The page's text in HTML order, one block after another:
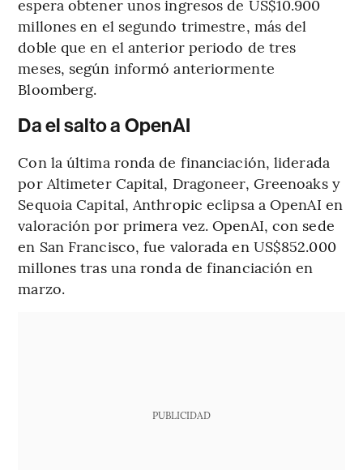
espera obtener unos ingresos de US$10.900
millones en el segundo trimestre, más del
doble que en el anterior periodo de tres
meses, según informó anteriormente
Bloomberg.
Da el salto a OpenAI
Con la última ronda de financiación, liderada
por Altimeter Capital, Dragoneer, Greenoaks y
Sequoia Capital, Anthropic eclipsa a OpenAI en
valoración por primera vez. OpenAI, con sede
en San Francisco, fue valorada en US$852.000
millones tras una ronda de financiación en
marzo.
PUBLICIDAD